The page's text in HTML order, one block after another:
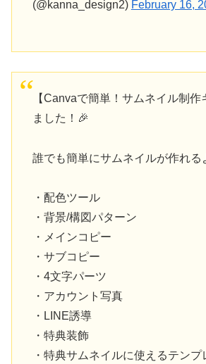
(@kanna_design2) February 16,
【Canvaで簡単！サムネイル制作
ました！🎉
誰でも簡単にサムネイルが作れる
・配色ツール
・背景/構図パターン
・メインコピー
・サブコピー
・4文字パーツ
・アカウント写真
・LINE誘導
・特典装飾
・特典サムネイルに使えるテンプ